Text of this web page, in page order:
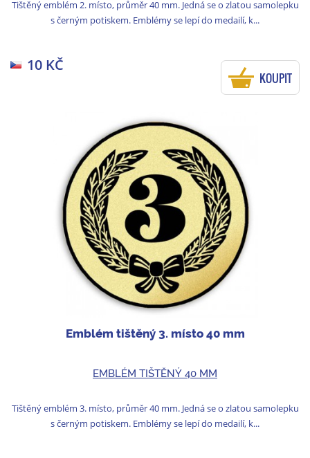
Tištěný emblém 2. místo, průměr 40 mm. Jedná se o zlatou samolepku
s černým potiskem. Emblémy se lepí do medailí, k...
10 KČ
KOUPIT
Emblém tištěný 3. místo 40 mm
EMBLÉM TIŠTĚNÝ 40 MM
Tištěný emblém 3. místo, průměr 40 mm. Jedná se o zlatou samolepku
s černým potiskem. Emblémy se lepí do medailí, k...